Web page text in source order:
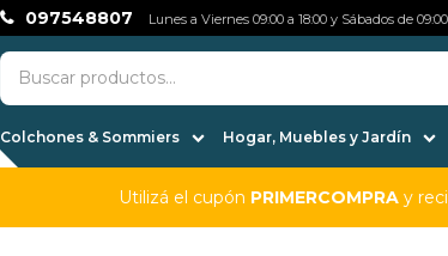
Colchones & Sommiers Hogar, Muebles y Jardín
097548807 Lunes a Viernes 09:00 a 18:00 y Sábados de
Utilizá el cupón PRIMERCOMPRA y